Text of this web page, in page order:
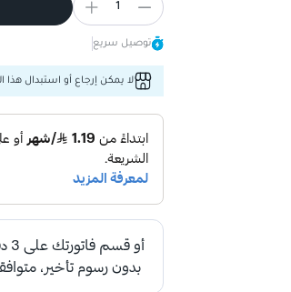
1
توصيل سريع
لا يمكن إرجاع أو استبدال هذا